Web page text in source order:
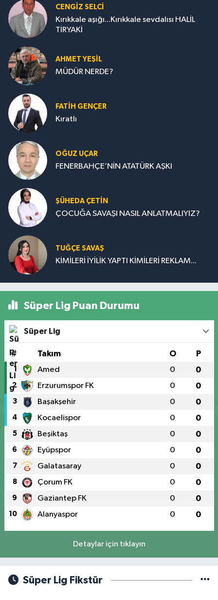
CENGİZ SELCİ
Kırıkkale aşığı...Kırıkkale sevdalısı HALİL
TİRYAKİ
AHMET YEŞİL
MÜDÜR NERDE?
FATIH GENÇER
Kıratlı
OĞUZ UÇAR
FENERBAHÇE’NİN ATATÜRK AŞKI
ŞÜHEDA ÇETİN
ÇOCUĞA SAVAŞI NASIL ANLATMALIYIZ?
TUĞÇE SAVAŞ
KİMİLERİ İYİLİK YAPTI KİMİLERİ REKLAM...
Süper Lig Puan Durumu
Süper Lig
# Takım O P
1 Amed 0 0
2 Erzurumspor FK 0 0
3 Başakşehir 0 0
4 Kocaelispor 0 0
5 Beşiktaş 0 0
6 Eyüpspor 0 0
7 Galatasaray 0 0
8 Çorum FK 0 0
9 Gaziantep FK 0 0
10 Alanyaspor 0 0
Detaylar için tıklayın
Süper Lig Fikstür